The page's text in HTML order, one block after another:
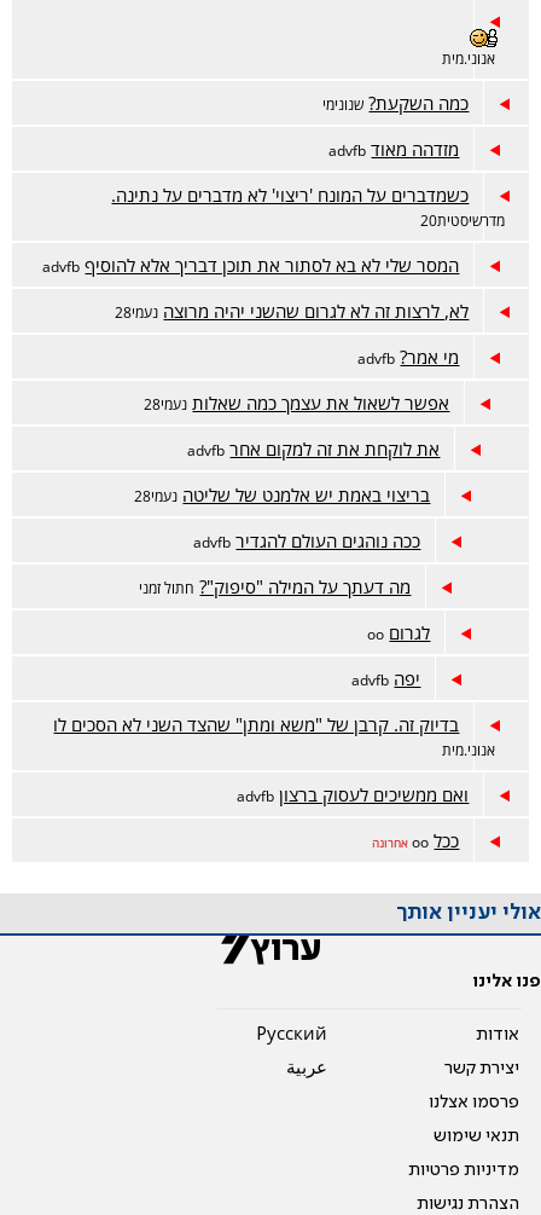
אנוני.מית
כמה השקעת? שנונימי
מזדהה מאוד advfb
כשמדברים על המונח 'ריצוי' לא מדברים על נתינה.
מדרשיסטית20
המסר שלי לא בא לסתור את תוכן דבריך אלא להוסיף advfb
לא, לרצות זה לא לגרום שהשני יהיה מרוצה נעמי28
מי אמר? advfb
אפשר לשאול את עצמך כמה שאלות נעמי28
את לוקחת את זה למקום אחר advfb
בריצוי באמת יש אלמנט של שליטה נעמי28
ככה נוהגים העולם להגדיר advfb
מה דעתך על המילה "סיפוק"? חתול זמני
לגרום oo
יפה advfb
בדיוק זה. קרבן של "משא ומתן" שהצד השני לא הסכים לו
אנוני.מית
ואם ממשיכים לעסוק ברצון advfb
ככל oo אחרונה
אולי יעניין אותך
פנו אלינו
אודות
יצירת קשר
פרסמו אצלנו
תנאי שימוש
מדיניות פרטיות
הצהרת נגישות
Pусский
عربية